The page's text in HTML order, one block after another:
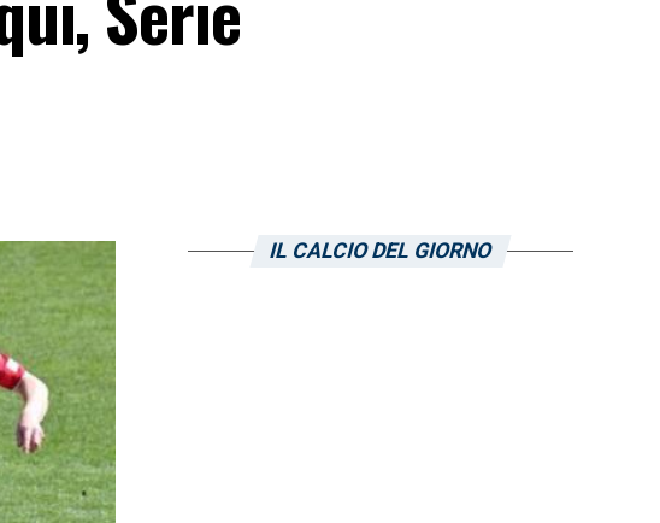
IL CALCIO DEL GIORNO